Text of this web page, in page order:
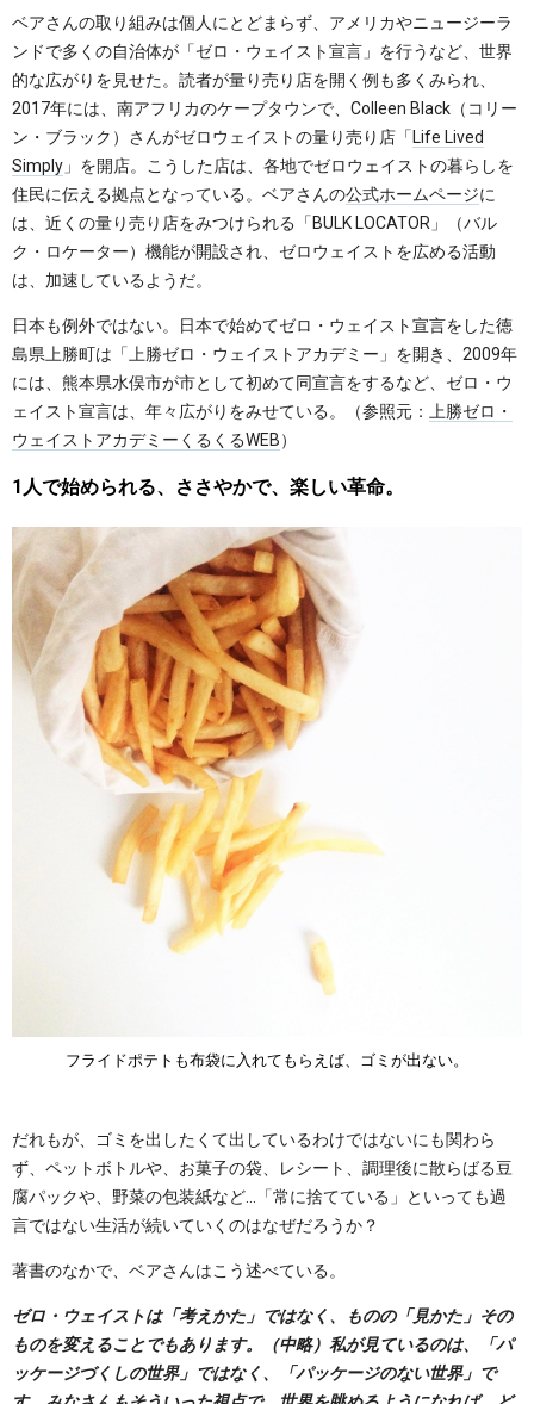
ベアさんの取り組みは個人にとどまらず、アメリカやニュージーラ
ンドで多くの自治体が「ゼロ・ウェイスト宣言」を行うなど、世界
的な広がりを見せた。読者が量り売り店を開く例も多くみられ、
2017年には、南アフリカのケープタウンで、Colleen Black（コリー
ン・ブラック）さんがゼロウェイストの量り売り店「 Life Lived
Simply 」を開店。こうした店は、各地でゼロウェイストの暮らしを
住民に伝える拠点となっている。ベアさんの公式ホームページに
は、近くの量り売り店をみつけられる「BULK LOCATOR」（バル
ク・ロケーター）機能が開設され、ゼロウェイストを広める活動
は、加速しているようだ。
日本も例外ではない。日本で始めてゼロ・ウェイスト宣言をした徳
島県上勝町は「上勝ゼロ・ウェイストアカデミー」を開き、2009年
には、熊本県水俣市が市として初めて同宣言をするなど、ゼロ・ウ
ェイスト宣言は、年々広がりをみせている。（参照元：
上勝ゼロ・
ウェイストアカデミーくるくるWEB）
1人で始められる、ささやかで、楽しい革命。
フライドポテトも布袋に入れてもらえば、ゴミが出ない。
だれもが、ゴミを出したくて出しているわけではないにも関わら
ず、ペットボトルや、お菓子の袋、レシート、調理後に散らばる豆
腐パックや、野菜の包装紙など…「常に捨てている」といっても過
言ではない生活が続いていくのはなぜだろうか？
著書のなかで、ベアさんはこう述べている。
ゼロ・ウェイストは「考えかた」ではなく、ものの「見かた」その
ものを変えることでもあります。（中略）私が見ているのは、「パ
ッケージづくしの世界」ではなく、「パッケージのない世界」で